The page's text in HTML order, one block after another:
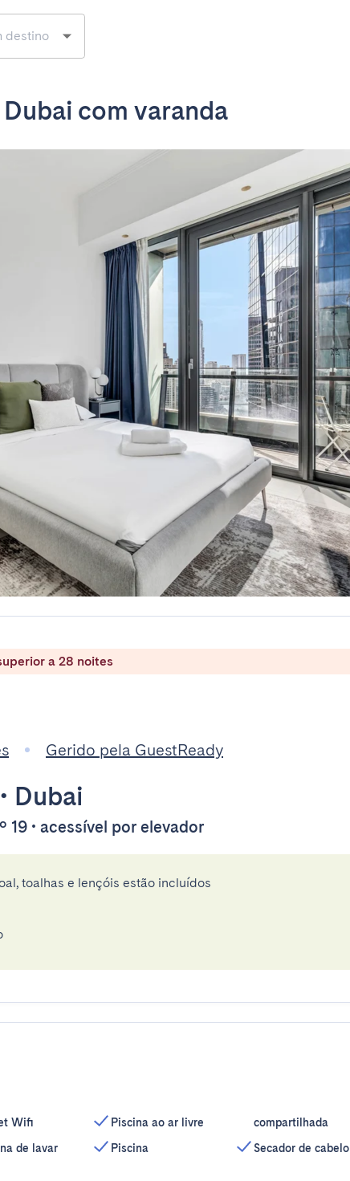
com varanda
a 28 noites
Gerido pela GuestReady
• Dubai
19 • acessível por elevador
toalhas e lençóis estão incluídos
Wifi
de lavar
Piscina ao ar livre
Piscina
compartilhada
Secador de cabelo